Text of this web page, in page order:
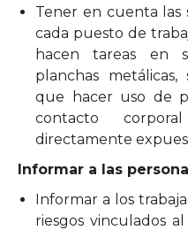
Tener en cuenta las
cada puesto de
hacen tareas en
planchas
que hacer uso de
contacto
directamente
Informar a las
Informar a los
riesgos vinculados